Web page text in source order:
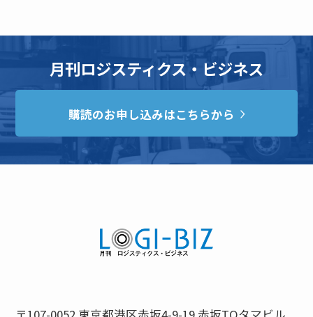
月刊ロジスティクス・ビジネス
購読のお申し込みはこちらから